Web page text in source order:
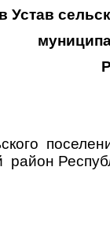
в Устав
район